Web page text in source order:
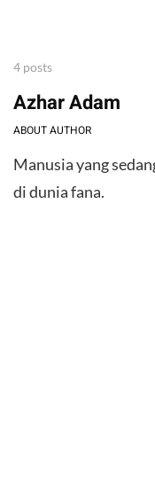
4 posts
Azhar Adam
ABOUT AUTHOR
Manusia yang
di dunia fana.